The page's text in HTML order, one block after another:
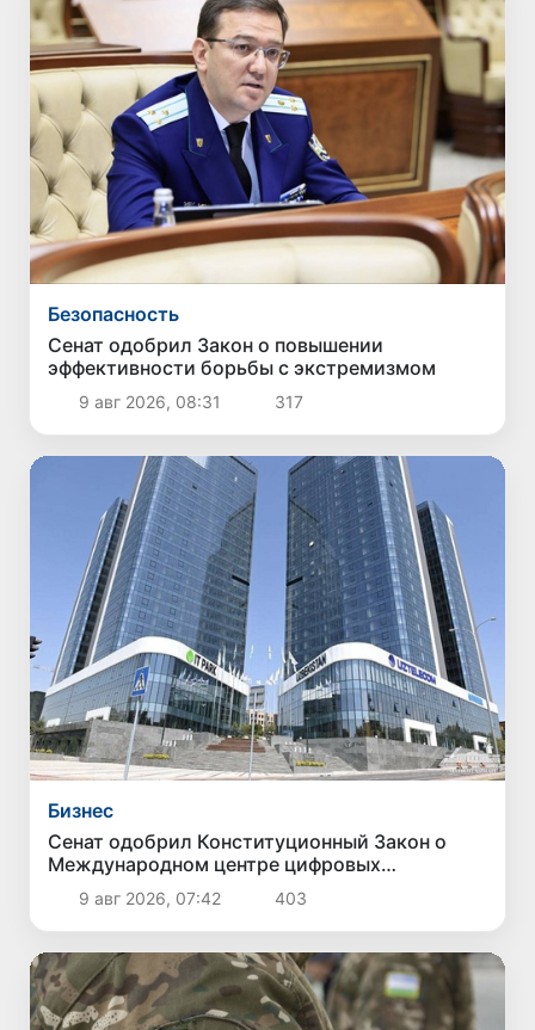
Безопасность
Сенат одобрил Закон о повышении
эффективности борьбы с экстремизмом
9 авг 2026, 08:31 317
Бизнес
Сенат одобрил Конституционный Закон о
Международном центре цифровых
технологий «Enterprise Uzbekistan»
9 авг 2026, 07:42 403